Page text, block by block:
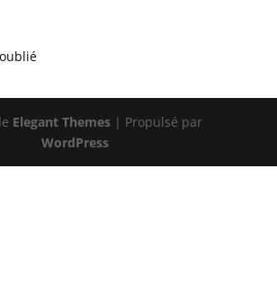
Elegant Themes| Propulsé par
WordPress